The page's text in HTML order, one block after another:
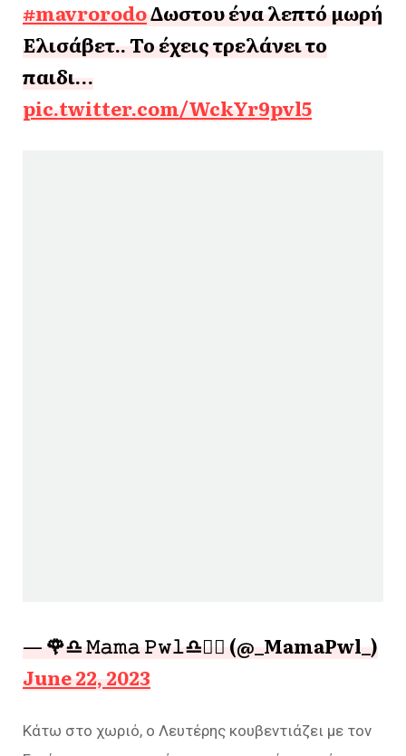
#mavrorodoΔωστου ένα λεπτό μωρή
Ελισάβετ.. Το έχεις τρελάνει το
παιδι…
pic.twitter.com/WckYr9pvl5
— 🌹♎ 𝙼𝚊𝚖𝚊 𝙿𝚠𝚕♎🧘‍♂️ (@_MamaPwl_)
June 22, 2023
Κάτω στο χωριό, ο Λευτέρης κουβεντιάζει με τον